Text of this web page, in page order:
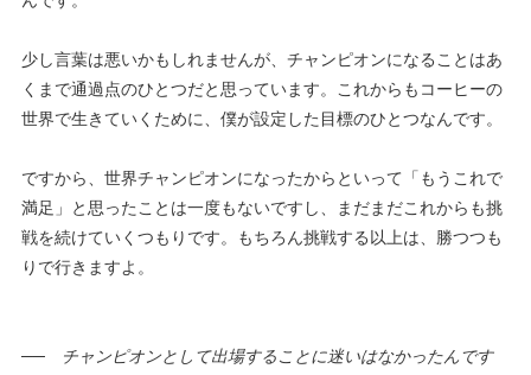
少し言葉は悪いかもしれませんが、チャンピオンになることはあ
くまで通過点のひとつだと思っています。これからもコーヒーの
世界で生きていくために、僕が設定した目標のひとつなんです。
ですから、世界チャンピオンになったからといって「もうこれで
満足」と思ったことは一度もないですし、まだまだこれからも挑
戦を続けていくつもりです。もちろん挑戦する以上は、勝つつも
りで行きますよ。
──
チャンピオンとして出場することに迷いはなかったんです